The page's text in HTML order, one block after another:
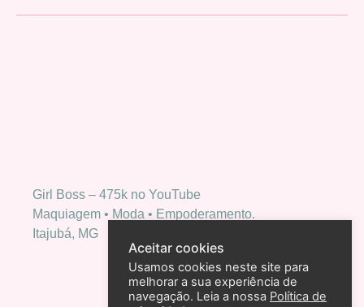
Girl Boss – 475k no YouTube
Maquiagem • Moda • Empoderamento.
Itajubá, MG
Aceitar cookies
Usamos cookies neste site para
melhorar a sua experiência de
navegação. Leia a nossa Política de